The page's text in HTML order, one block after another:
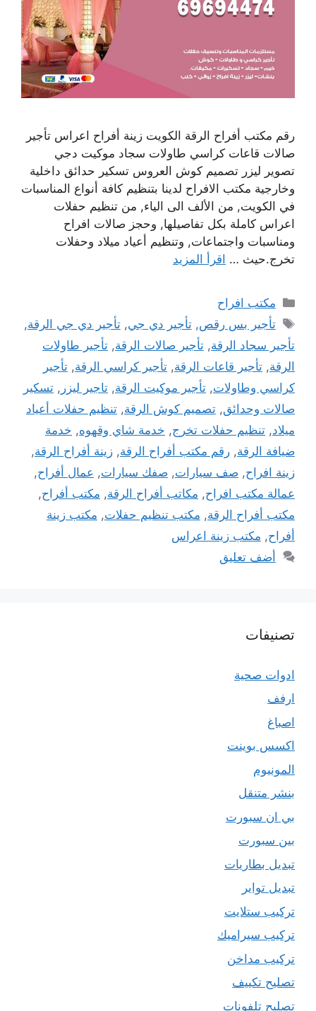
رقم مكتب أفراح الرقة الكويت زينة أفراح اعراس تأجير
صالات قاعات كراسي طاولات سجاد موكيت دجي
تصوير ليزر تصميم كوش العروس تسكير حدائق داخلية
وخارجية مكتب الافراح لدينا بتنظيم كافة أنواع المناسبات
في الكويت, من الألف الى الياء, من تنظيم حفلات
اعراس كاملة بكل تفاصيلها, وحجز صالات افراح
ومناسبات واجتماعات, وتنظيم أعياد ميلاد وحفلات
تخرج.حيث … اقرأ المزيد
التصنيفات
مكتب افراح
الوسوم
تأجير بس رقص,تأجير دي جي,تأجير دي جي الرقة,
تأجير سجاد الرقة, تأجير صالات الرقة, تأجير طاولات
الرقة, تأجير قاعات الرقة, تأجير كراسي الرقة, تأجير
كراسي وطاولات, تأجير موكيت الرقة, تاجير ليزر , تسكير
صالات وحدائق, تصميم كوش الرقة, تنظيم حفلات أعياد
ميلاد, تنظيم حفلات تخرج, خدمة شاي وقهوه, خدمة
ضيافة الرقة, رقم مكتب أفراح الرقة, زينة أفراح الرقة,
زينة افراح, صف سيارات, صفك سيارات, عمال أفراح,
عمالة مكتب افراح, مكاتب أفراح الرقة, مكتب أفراح,
مكتب أفراح الرقة, مكتب تنظيم حفلات, مكتب زينة
أفراح, مكتب زينة اعراس
أضف تعليق
تصنيفات
ادوات صحية
ارفف
اصباغ
اكسس بوينت
المونيوم
بنشر متنقل
بي ان سبورت
بين سبورت
تبديل بطاريات
تبديل تواير
تركيب ستلايت
تركيب سيراميك
تركيب مداخن
تصليح تكييف
تصليح تلفونات